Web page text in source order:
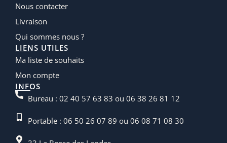
Nous contacter
Livraison
Qui sommes nous ?
LIENS UTILES
Ma liste de souhaits
Mon compte
INFOS
Bureau : 02 40 57 63 83 ou 06 38 26 81 12
Portable : 06 50 26 07 89 ou 06 08 71 08 30